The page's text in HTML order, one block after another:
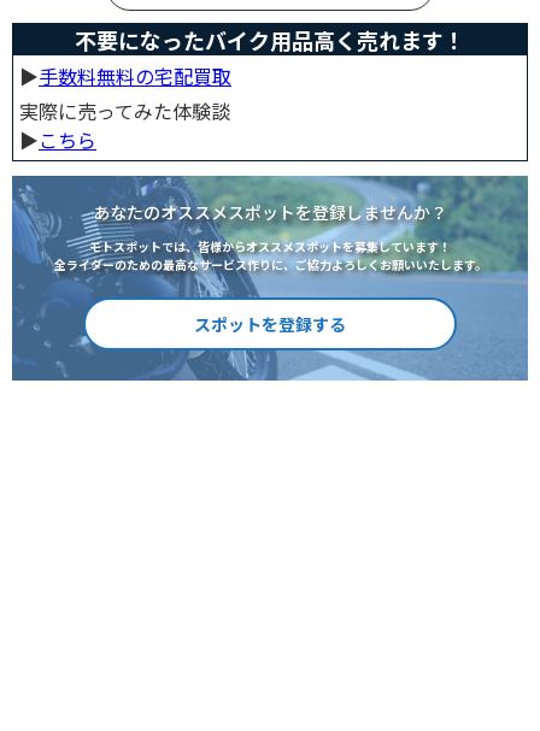
不要になったバイク用品高く売れます！
▶︎手数料無料の宅配買取
実際に売ってみた体験談
▶︎こちら
あなたのオススメスポットを登録しませんか？
モトスポットでは、皆様からオススメスポットを募集しています！
全ライダーのための最高なサービス作りに、ご協力よろしくお願いいたします。
スポットを登録する